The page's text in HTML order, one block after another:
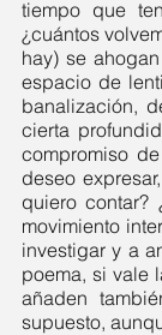
tiempo que
¿cuántos
hay) se
espacio de
banalización,
cierta
compromiso
deseo
quiero contar?
movimiento
investigar y a
poema, si vale
añaden
supuesto,